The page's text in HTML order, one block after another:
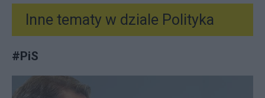
Inne tematy w dziale Polityka
#PiS